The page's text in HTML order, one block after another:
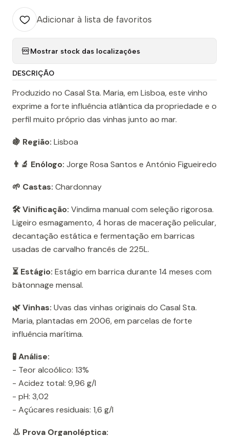
Adicionar à lista de favoritos
Mostrar stock das localizações
DESCRIÇÃO
Produzido no Casal Sta. Maria, em Lisboa, este vinho
exprime a forte influência atlântica da propriedade e o
perfil muito próprio das vinhas junto ao mar.
🍇 Região: Lisboa
👨‍🔬 Enólogo: Jorge Rosa Santos e António Figueiredo
🌱 Castas: Chardonnay
🛠️ Vinificação: Vindima manual com seleção rigorosa.
Ligeiro esmagamento, 4 horas de maceração pelicular,
decantação estática e fermentação em barricas
usadas de carvalho francês de 225L.
⏳ Estágio: Estágio em barrica durante 14 meses com
bâtonnage mensal.
🌿 Vinhas: Uvas das vinhas originais do Casal Sta.
Maria, plantadas em 2006, em parcelas de forte
influência marítima.
🧪 Análise:
- Teor alcoólico: 13%
- Acidez total: 9,96 g/l
- pH: 3,02
- Açúcares residuais: 1,6 g/l
👃 Prova Organoléptica: